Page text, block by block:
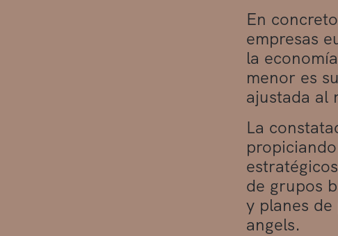
En
empresas
la
menor es
ajustada al
La
de grupos
y planes
angels.